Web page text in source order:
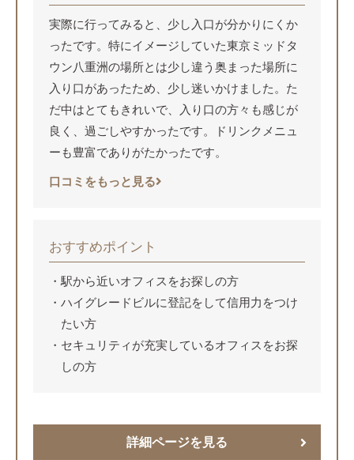
実際に行ってみると、少し入口が分かりにくか
ったです。特にイメージしていた東京ミッドタ
ウン八重洲の場所とは少し違う奥まった場所に
入り口があったため、少し迷いかけました。た
だ中はとてもきれいで、入り口の方々も感じが
良く、過ごしやすかったです。ドリンクメニュ
ーも豊富でありがたかったです。
口コミをもっと見る
おすすめポイント
駅から近いオフィスをお探しの方
ハイグレードビルに登記をして信用力をつけ
たい方
セキュリティが充実しているオフィスをお探
しの方
詳細ページを見る